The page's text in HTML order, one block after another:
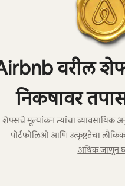
वरील
निकषावर
शेफ्सचे मूल्यांकन त्यांचा व्यावसायिक
पोर्टफोलिओ आणि उत्कृष्टतेचा
अधिक जाणून